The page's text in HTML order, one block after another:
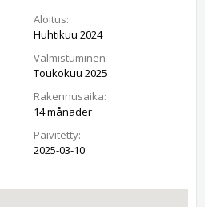
Aloitus:
Huhtikuu 2024
Valmistuminen:
Toukokuu 2025
Rakennusaika:
14 månader
Päivitetty:
2025-03-10